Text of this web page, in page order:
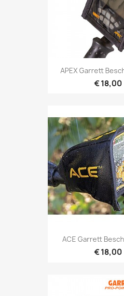
Snel
APEX Garrett
€ 18,00
Snel
ACE Garrett
€ 18,00